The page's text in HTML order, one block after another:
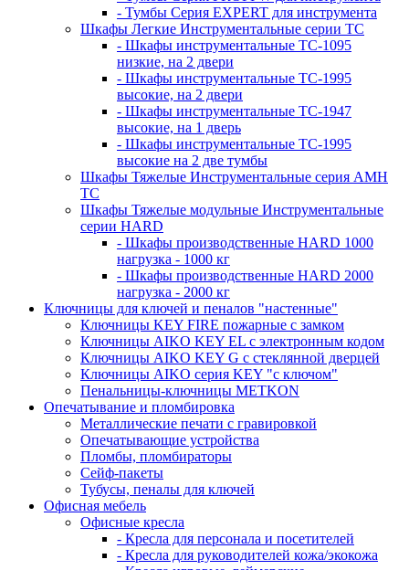
- Тумбы Серия EXPERT для инструмента
Шкафы Легкие Инструментальные серии ТС
- Шкафы инструментальные TC-1095
низкие, на 2 двери
- Шкафы инструментальные TC-1995
высокие, на 2 двери
- Шкафы инструментальные ТС-1947
высокие, на 1 дверь
- Шкафы инструментальные ТС-1995
высокие на 2 две тумбы
Шкафы Тяжелые Инструментальные серия AMH
TC
Шкафы Тяжелые модульные Инструментальные
серии HARD
- Шкафы производственные HARD 1000
нагрузка - 1000 кг
- Шкафы производственные HARD 2000
нагрузка - 2000 кг
Ключницы для ключей и пеналов "настенные"
Ключницы KEY FIRE пожарные с замком
Ключницы AIKO KEY EL с электронным кодом
Ключницы AIKO KEY G с стеклянной дверцей
Ключницы AIKO серия KEY "с ключом"
Пенальницы-ключницы METKON
Опечатывание и пломбировка
Металлические печати с гравировкой
Опечатывающие устройства
Пломбы, пломбираторы
Сейф-пакеты
Тубусы, пеналы для ключей
Офисная мебель
Офисные кресла
- Кресла для персонала и посетителей
- Кресла для руководителей кожа/экокожа